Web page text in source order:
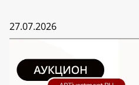
27.07.2026